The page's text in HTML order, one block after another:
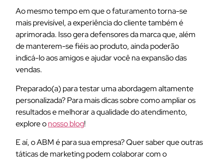
Ao mesmo tempo em que o faturamento torna-se
mais previsível, a experiência do cliente também é
aprimorada. Isso gera defensores da marca que, além
de manterem-se fiéis ao produto, ainda poderão
indicá-lo aos amigos e ajudar você na expansão das
vendas.
Preparado(a) para testar uma abordagem altamente
personalizada? Para mais dicas sobre como ampliar os
resultados e melhorar a qualidade do atendimento,
explore onosso blog!
E aí, o ABM é para sua empresa? Quer saber que outras
táticas de marketing podem colaborar com o